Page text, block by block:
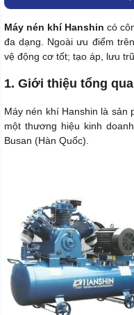
Máy nén khí Hanshin có
đa dạng. Ngoài ưu điểm
vệ động cơ tốt; tạo áp, lưu
1. Giới thiệu tổng
Máy nén khí Hanshin là sản
một thương hiệu kinh
Busan (Hàn Quốc).